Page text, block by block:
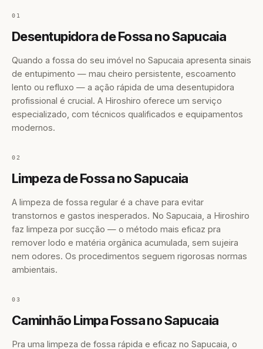
01
Desentupidora de Fossa no Sapucaia
Quando a fossa do seu imóvel no Sapucaia apresenta sinais
de entupimento — mau cheiro persistente, escoamento
lento ou refluxo — a ação rápida de uma desentupidora
profissional é crucial. A Hiroshiro oferece um serviço
especializado, com técnicos qualificados e equipamentos
modernos.
02
Limpeza de Fossa no Sapucaia
A limpeza de fossa regular é a chave para evitar
transtornos e gastos inesperados. No Sapucaia, a Hiroshiro
faz limpeza por sucção — o método mais eficaz pra
remover lodo e matéria orgânica acumulada, sem sujeira
nem odores. Os procedimentos seguem rigorosas normas
ambientais.
03
Caminhão Limpa Fossa no Sapucaia
Pra uma limpeza de fossa rápida e eficaz no Sapucaia, o